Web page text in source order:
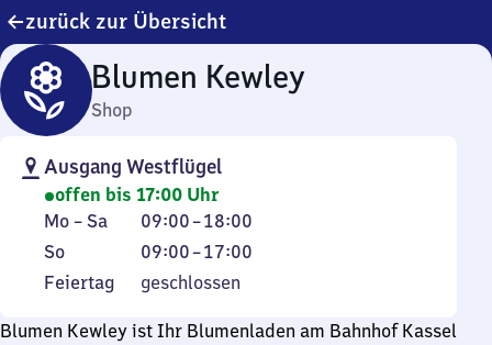
zurück zur Übersicht
Blumen Kewley
Shop
Ausgang Westflügel
offen bis 17:00 Uhr
Montag
bis
Samstag
Mo – Sa 09:00–18:00
Von
9
bis
18
Sonntag
So 09:00–17:00
Von
9
bis
Feiertag
Feiertag geschlossen
Blumen Kewley ist Ihr Blumenladen am Bahnhof Kassel